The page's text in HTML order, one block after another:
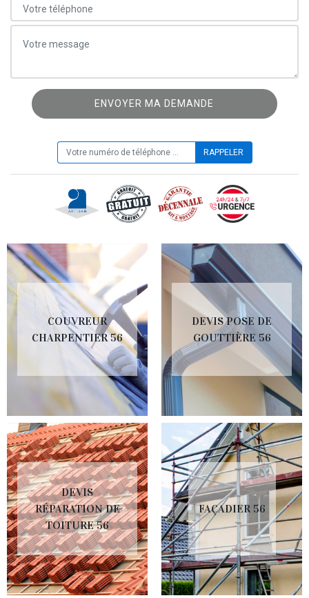
COUVREUR
CHARPENTIER 56
DEVIS POSE DE
GOUTTIÈRE 56
DEVIS
RÉPARATION DE
TOITURE 56
FAÇADIER 56